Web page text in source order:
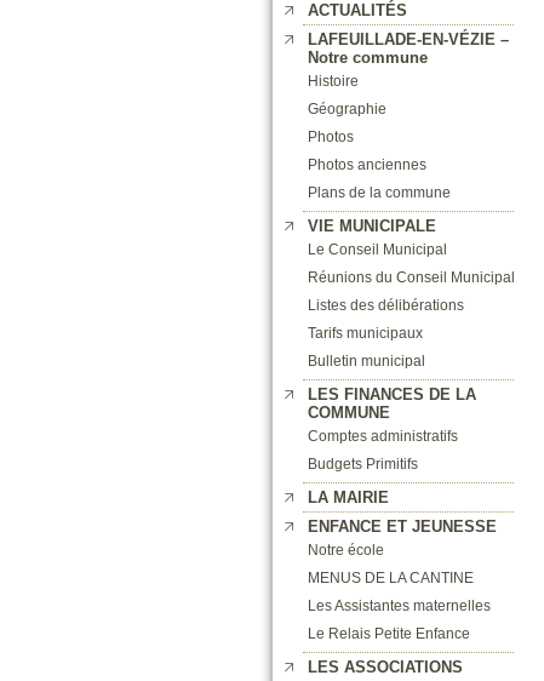
ACTUALITÉS
LAFEUILLADE-EN-VÉZIE –
Notre commune
Histoire
Géographie
Photos
Photos anciennes
Plans de la commune
VIE MUNICIPALE
Le Conseil Municipal
Réunions du Conseil Municipal
Listes des délibérations
Tarifs municipaux
Bulletin municipal
LES FINANCES DE LA
COMMUNE
Comptes administratifs
Budgets Primitifs
LA MAIRIE
ENFANCE ET JEUNESSE
Notre école
MENUS DE LA CANTINE
Les Assistantes maternelles
Le Relais Petite Enfance
LES ASSOCIATIONS